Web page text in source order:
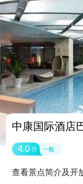
中康国际酒店
4.0 分 一般
查看景点简介及开
